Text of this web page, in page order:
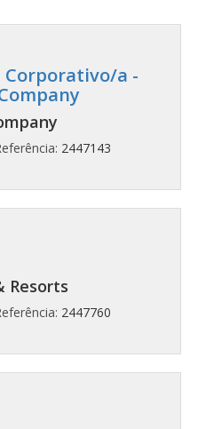
Corporativo/a -
2447143
Resorts
2447760